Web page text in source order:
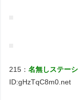
215：名無しステー
ID:gHzTqC8m0.net